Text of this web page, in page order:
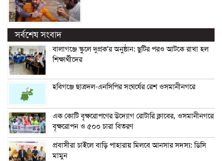
সর্বশেষ সংবাদ
বালাগঞ্জে স্কুলে দুপ্রক’র অনুষ্ঠান: ছুটির পরও আটকে রাখা হল
শিক্ষার্থীদের
হবিগঞ্জে ছাত্রদল-এনসিপির সংঘর্ষের রেশ ওসমানীনগরে
এক কোটি বৃক্ষরোপণের উদ্যোগ রোটারি ক্লাবের, ওসমানীনগরে
বৃক্ষরোপন ও ৫০০ চারা বিতরণ
প্রবাসীরা চাইলে বাড়ি পাহারায় মিলবে আনসার সদস্য: ডিসি
মামুন